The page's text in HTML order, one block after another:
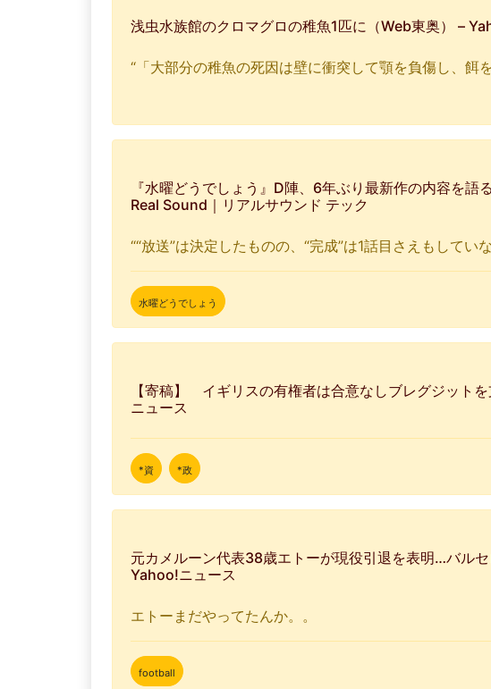
浅虫水族館のクロマグロの稚魚1匹に（Web東奥） –
“「大部分の稚魚の死因は壁に衝突して顎を負傷し、餌
『水曜どうでしょう』D陣、6年ぶり最新作の内容を
Real Sound｜リアルサウンド テック
““放送”は決定したものの、“完成”は1話目さえもしてい
水曜どうでしょう
【寄稿】 イギリスの有権者は合意なしブレグジット
ニュース
*資 *政
元カメルーン代表38歳エトーが現役引退を表明…バル
Yahoo!ニュース
エトーまだやってたんか。。
football